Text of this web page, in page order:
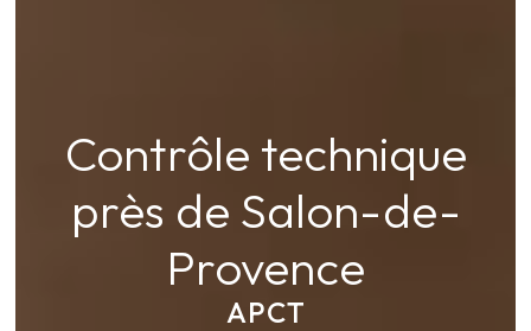
Contrôle technique
près de Salon-de-
Provence
APCT